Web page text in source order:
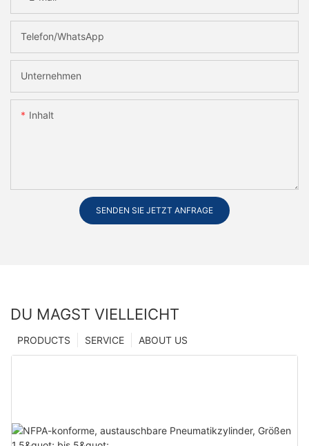
Telefon/WhatsApp
Unternehmen
Inhalt
SENDEN SIE JETZT ANFRAGE
DU MAGST VIELLEICHT
ABOUT US
SERVICE
PRODUCTS